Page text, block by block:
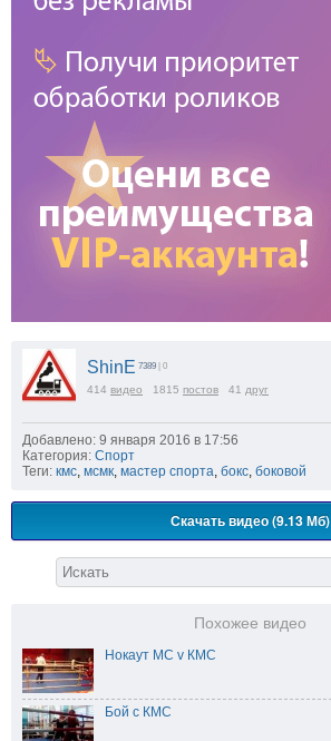
ShinE 7389 | 0
414 видео 1815 постов 41 друг
Добавлено: 9 января 2016 в 17:56
Категория: Спорт
Теги: кмс, мсмк, мастер спорта, бокс, боковой
Скачать видео (9.13 Мб)
Похожее видео
Нокаут МС v КМС
Бой с КМС